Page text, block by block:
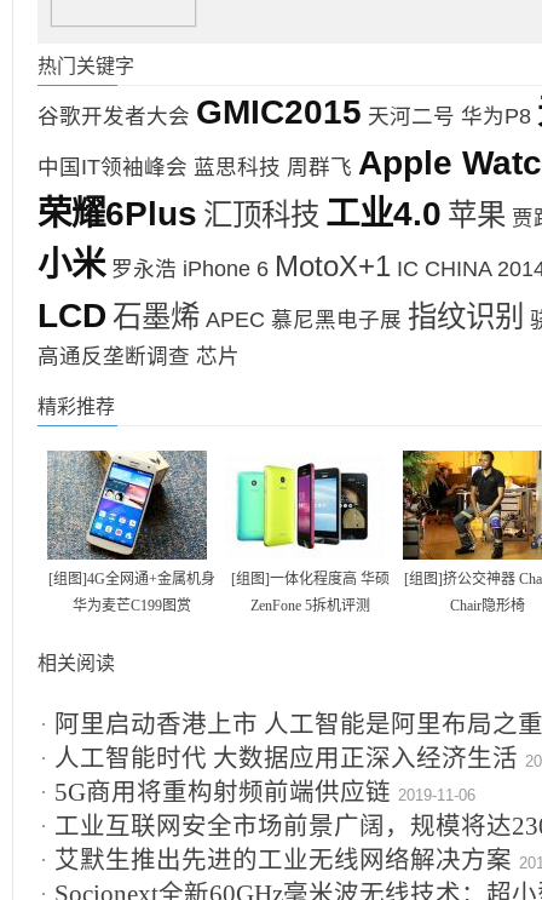
热门关键字
谷歌开发者大会 GMIC2015 天河二号 华为P8
中国IT领袖峰会 蓝思科技 周群飞 Apple
荣耀6Plus 汇顶科技 工业4.0 苹果 贾
小米 罗永浩 iPhone 6 MotoX+1 IC CHINA
LCD 石墨烯 APEC 慕尼黑电子展 指纹识别
高通反垄断调查 芯片
精彩推荐
[组图]4G全网通+金属机身
华为麦芒C199图赏
[组图]一体化程度高 华硕
ZenFone 5拆机评测
[组图]挤公交神器
Chair隐形椅
相关阅读
阿里启动香港上市 人工智能是阿里布局之重
人工智能时代 大数据应用正深入经济生活
5G商用将重构射频前端供应链 2019-11-06
工业互联网安全市场前景广阔，规模将达
艾默生推出先进的工业无线网络解决方案
Socionext全新60GHz毫米波无线技术：超